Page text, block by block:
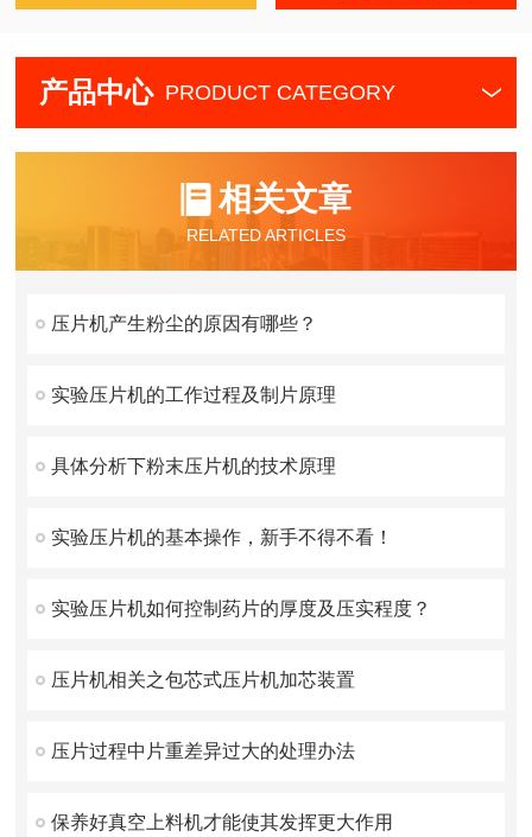
产品中心 PRODUCT CATEGORY
相关文章
RELATED ARTICLES
压片机产生粉尘的原因有哪些？
实验压片机的工作过程及制片原理
具体分析下粉末压片机的技术原理
实验压片机的基本操作，新手不得不看！
实验压片机如何控制药片的厚度及压实程度？
压片机相关之包芯式压片机加芯装置
压片过程中片重差异过大的处理办法
保养好真空上料机才能使其发挥更大作用